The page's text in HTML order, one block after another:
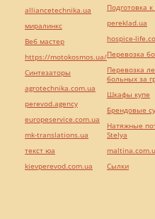
alliancetechnika.ua
миралинкс
Веб мастер
https://motokosmos.ua/
Синтезаторы
agrotechnika.com.ua
perevod.agency
europeservice.com.ua
mk-translations.ua
текст юа
kievperevod.com.ua
Подготовка
pereklad.ua
hospice-
Перевозка
Перевозка
больных за
Шкафы купе
Брендовые
Натяжные
Stelya
Cылки